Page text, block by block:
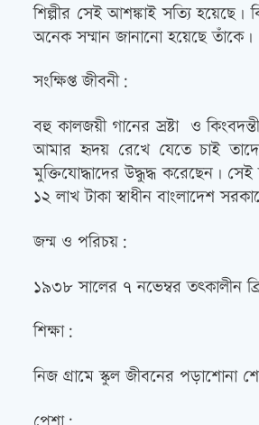
শিল্পীর সেই আশঙ্কাই সত্যি হয়েছে।
অনেক সম্মান জানানো হয়েছে
সংক্ষিপ্ত জীবনী:
বহু কালজয়ী গানের স্রষ্টা ও
আমার হৃদয় রেখে যেতে চাই তাদের
মুক্তিযোদ্ধাদের উদ্ধুদ্ধ করেছেন।
১২ লাখ টাকা স্বাধীন বাংলাদেশ
জন্ম ও পরিচয়:
১৯৩৮ সালের ৭ নভেম্বর তৎকালীন
শিক্ষা:
নিজ গ্রামে স্কুল জীবনের পড়াশোনা